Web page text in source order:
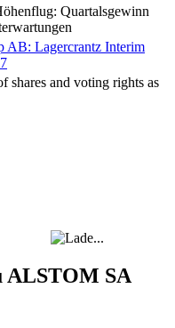
Quartalsgewinn
AB: Lagercrantz Interim
shares and voting rights as
ALSTOM SA